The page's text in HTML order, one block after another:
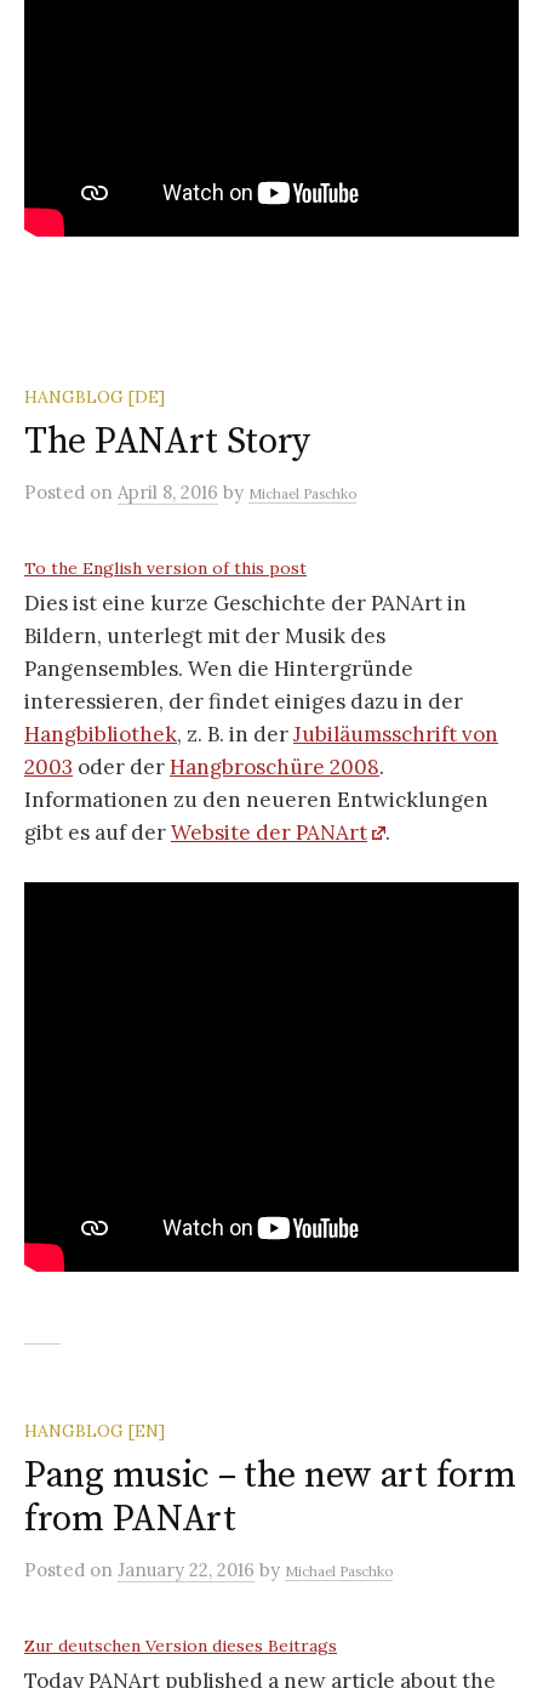
HANGBLOG [DE]
The PANArt Story
Posted on April 8, 2016 by Michael Paschko
To the English version of this post
Dies ist eine kurze Geschichte der PANArt in
Bildern, unterlegt mit der Musik des
Pangensembles. Wen die Hintergründe
interessieren, der findet einiges dazu in der
Hangbibliothek, z. B. in derJubiläumsschrift von
2003 oder derHangbroschüre 2008.
Informationen zu den neueren Entwicklungen
gibt es auf derWebsite der PANArt .
HANGBLOG [EN]
Pang music – the new art form
from PANArt
Posted on January 22, 2016 by Michael Paschko
Zur deutschen Version dieses Beitrags
Today PANArt published a new article about the